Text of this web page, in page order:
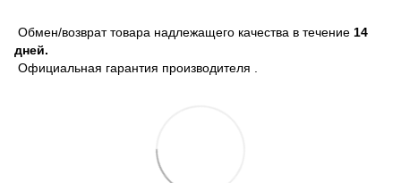
Обмен/возврат товара надлежащего качества в течение 14
дней.
Официальная гарантия производителя .